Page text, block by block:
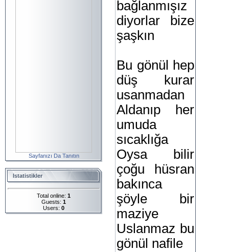
Sayfanızı Da Tanıtın
Istatistikler
Total online: 1
Guests: 1
Users: 0
bağlanmışız
diyorlar bize
şaşkın
Bu gönül hep
düş kurar
usanmadan
Aldanıp her
umuda
sıcaklığa
Oysa bilir
çoğu hüsran
bakınca
şöyle bir
maziye
Uslanmaz bu
gönül nafile